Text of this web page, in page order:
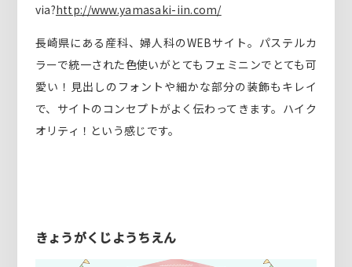
via?http://www.yamasaki-iin.com/
長崎県にある産科、婦人科のWEBサイト。パステルカ
ラーで統一された色使いがとてもフェミニンでとても可
愛い！見出しのフォントや細かな部分の装飾もキレイ
で、サイトのコンセプトがよく伝わってきます。ハイク
オリティ！という感じです。
きょうがくじようちえん